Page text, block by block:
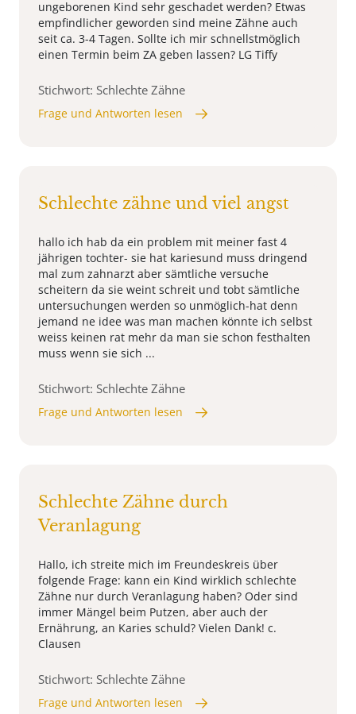
ungeborenen Kind sehr geschadet werden? Etwas
empfindlicher geworden sind meine Zähne auch
seit ca. 3-4 Tagen. Sollte ich mir schnellstmöglich
einen Termin beim ZA geben lassen? LG Tiffy
Stichwort: Schlechte Zähne
Frage und Antworten lesen
Schlechte zähne und viel angst
hallo ich hab da ein problem mit meiner fast 4
jährigen tochter- sie hat kariesund muss dringend
mal zum zahnarzt aber sämtliche versuche
scheitern da sie weint schreit und tobt sämtliche
untersuchungen werden so unmöglich-hat denn
jemand ne idee was man machen könnte ich selbst
weiss keinen rat mehr da man sie schon festhalten
muss wenn sie sich ...
Stichwort: Schlechte Zähne
Frage und Antworten lesen
Schlechte Zähne durch
Veranlagung
Hallo, ich streite mich im Freundeskreis über
folgende Frage: kann ein Kind wirklich schlechte
Zähne nur durch Veranlagung haben? Oder sind
immer Mängel beim Putzen, aber auch der
Ernährung, an Karies schuld? Vielen Dank! c.
Clausen
Stichwort: Schlechte Zähne
Frage und Antworten lesen